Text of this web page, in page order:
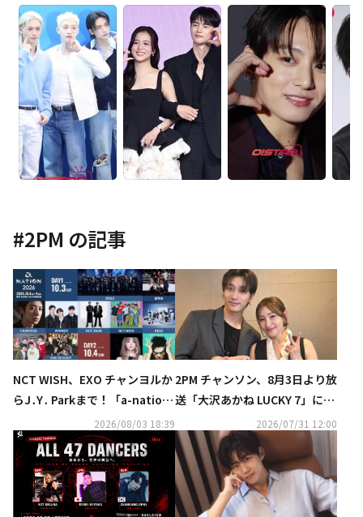
#2PM の記事
NCT WISH、EXO チャンヨルか
らJ․Y․ Parkまで！「a-nation
2026」第1弾出演アーティスト
発表
2026/08/03 18:39
2PM チャンソン、8月3日より放
送「大沢あかね LUCKY 7」に出
演！オフの日の過ごし方＆体づ
くりへのこだわりも明らかに
2026/07/31 12:00